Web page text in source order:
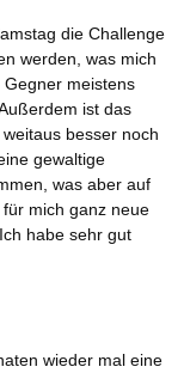
die Challenge
werden, was mich
meistens
ist das
besser noch
gewaltige
was aber auf
mich ganz neue
habe sehr gut
wieder mal eine